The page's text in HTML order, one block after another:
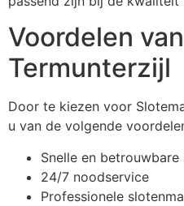
Voordelen
Termunterzijl
Door te kiezen voor
u van de volgende
Snelle en betrouwbare
24/7 noodservice
Professionele